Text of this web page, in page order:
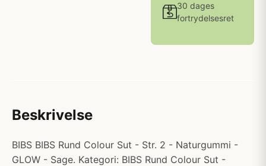
30 dages
fortrydelsesret
Beskrivelse
BIBS BIBS Rund Colour Sut - Str. 2 - Naturgummi -
GLOW - Sage. Kategori: BIBS Rund Colour Sut -